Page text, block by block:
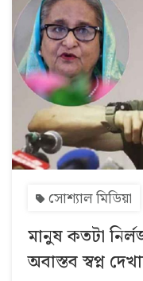
সোশ্যাল মিডিয়া
মানুষ কতটা
অবাস্তব স্বপ্ন